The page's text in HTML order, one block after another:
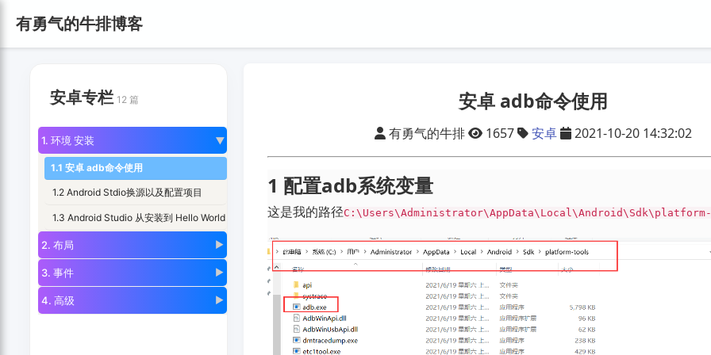
有勇气的牛排博客
安卓专栏 12 篇
1. 环境 安装 ▶
1.1 安卓 adb命令使用
1.2 Android Stdio换源以及配置项目
1.3 Android Studio 从安装到 Hello World
2. 布局 ▶
3. 事件 ▶
4. 高级 ▶
安卓 adb命令使用
有勇气的牛排 1657 安卓 2021-10-20 14:32:02
1 配置adb系统变量
这是我的路径